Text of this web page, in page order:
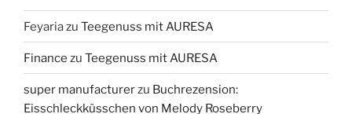
Feyariazu Teegenuss mit AURESA
Finance zu Teegenuss mit AURESA
super manufacturerzu Buchrezension:
Eisschleckküsschen von Melody Roseberry